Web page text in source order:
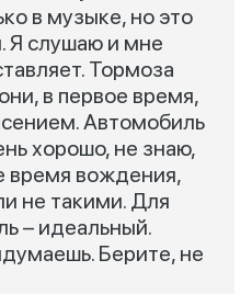
в музыке, но это
Я слушаю и мне
Тормоза
в первое время,
Автомобиль
хорошо, не знаю,
время вождения,
не такими. Для
– идеальный.
Берите, не